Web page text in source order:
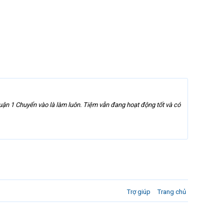
1 Chuyển vào là làm luôn. Tiệm vẫn đang hoạt động tốt và có
Trợ giúp Trang chủ